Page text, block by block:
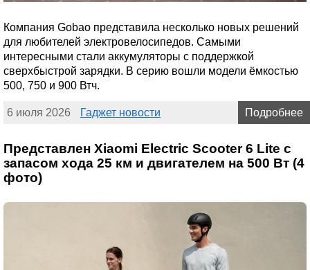
Компания Gobao представила несколько новых решений
для любителей электровелосипедов. Самыми
интересными стали аккумуляторы с поддержкой
сверхбыстрой зарядки. В серию вошли модели ёмкостью
500, 750 и 900 Втч.
6 июля 2026 Гаджет новости Подробнее
Представлен Xiaomi Electric Scooter 6 Lite с
запасом хода 25 км и двигателем на 500 Вт (4
фото)